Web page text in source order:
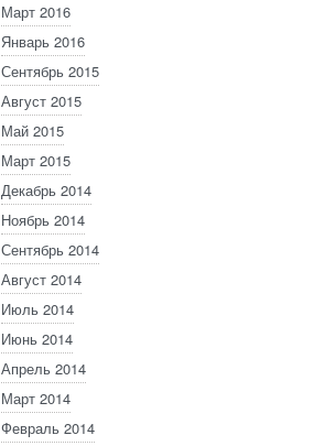
Март 2016
Январь 2016
Сентябрь 2015
Август 2015
Май 2015
Март 2015
Декабрь 2014
Ноябрь 2014
Сентябрь 2014
Август 2014
Июль 2014
Июнь 2014
Апрель 2014
Март 2014
Февраль 2014